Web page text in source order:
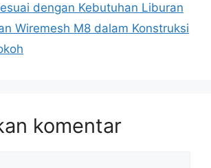
dengan Kebutuhan Liburan
Wiremesh M8 dalam Konstruksi
komentar